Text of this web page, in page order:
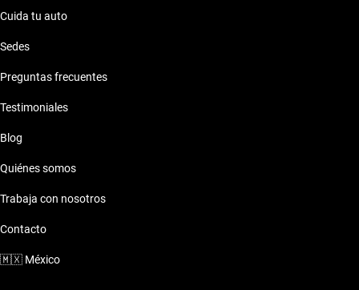
Cuida tu auto
Sedes
Preguntas frecuentes
Testimoniales
Blog
Quiénes somos
Trabaja con nosotros
Contacto
🇲🇽 México